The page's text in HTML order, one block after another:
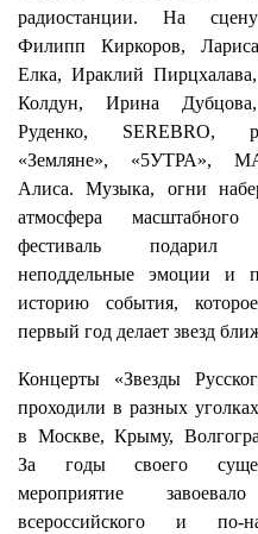
радиостанции. На
Филипп Киркоров,
Елка, Ираклий
Колдун, Ирина
Руденко, SEREBRO,
«Земляне», «5УТРА»,
Алиса. Музыка, огни
атмосфера
фестиваль подарил
неподдельные эмоции и
историю события,
первый год делает звезд
Концерты «Звезды
проходили в разных
в Москве, Крыму,
За годы своего
мероприятие
всероссийского и по-